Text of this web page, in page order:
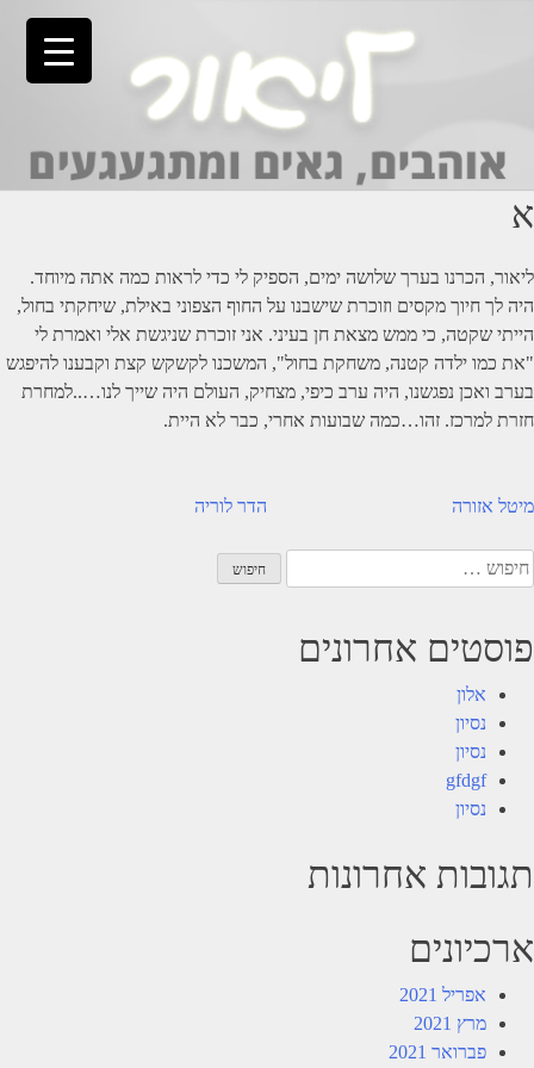
א
ליאור, הכרנו בערך שלושה ימים, הספיק לי כדי לראות כמה אתה מיוחד.
היה לך חיוך מקסים וזוכרת שישבנו על החוף הצפוני באילת, שיחקתי בחול,
הייתי שקטה, כי ממש מצאת חן בעיני. אני זוכרת שניגשת אלי ואמרת לי
"את כמו ילדה קטנה, משחקת בחול", המשכנו לקשקש קצת וקבענו להיפגש
בערב ואכן נפגשנו, היה ערב כיפי, מצחיק, העולם היה שייך לנו…..למחרת
חזרת למרכז. זהו…כמה שבועות אחרי, כבר לא היית.
ניווט הדר לוריה מיטל אזורה
חיפוש:
פוסטים אחרונים
אלון
נסיון
נסיון
gfdgf
נסיון
תגובות אחרונות
ארכיונים
אפריל 2021
מרץ 2021
פברואר 2021